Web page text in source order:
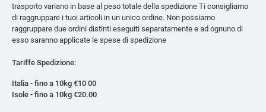
trasporto variano in base al peso totale della spedizione Ti consigliamo
di raggruppare i tuoi articoli in un unico ordine. Non possiamo
raggruppare due ordini distinti eseguiti separatamente e ad ognuno di
esso saranno applicate le spese di spedizione
Tariffe Spedizione:
Italia - fino a 10kg €10 00
Isole - fino a 10kg €20.00